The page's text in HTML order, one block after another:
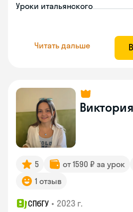
Уроки итальянского
Читать дальше
Виктория
5 от 1590 ₽ за урок
1 отзыв
СПбГУ • 2023 г.